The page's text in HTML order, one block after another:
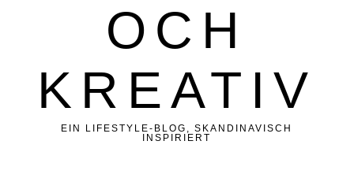
OCH
KREATIV
EIN LIFESTYLE-BLOG, SKANDINAVISCH
INSPIRIERT